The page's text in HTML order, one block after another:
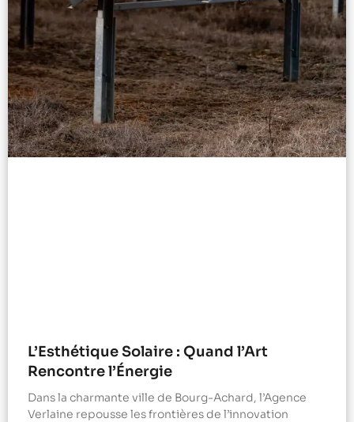
L’Esthétique Solaire : Quand l’Art
Rencontre l’Énergie
Dans la charmante ville de Bourg-Achard, l’Agence
Verlaine repousse les frontières de l’innovation